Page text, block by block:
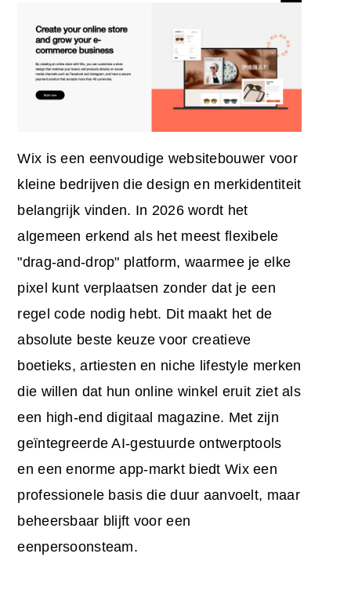
Wix is een eenvoudige websitebouwer voor
kleine bedrijven die design en merkidentiteit
belangrijk vinden. In 2026 wordt het
algemeen erkend als het meest flexibele
"drag-and-drop" platform, waarmee je elke
pixel kunt verplaatsen zonder dat je een
regel code nodig hebt. Dit maakt het de
absolute beste keuze voor creatieve
boetieks, artiesten en niche lifestyle merken
die willen dat hun online winkel eruit ziet als
een high-end digitaal magazine. Met zijn
geïntegreerde AI-gestuurde ontwerptools
en een enorme app-markt biedt Wix een
professionele basis die duur aanvoelt, maar
beheersbaar blijft voor een
eenpersoonsteam.